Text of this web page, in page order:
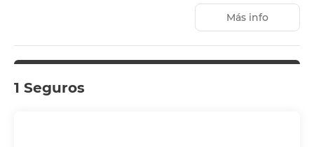
plana y baño privado con bidet y artículos de aseo
gratuitos. También se ofrece tostadora, además de
desayuno italiano. Shurhuq Ospitalità Siciliana ofrece
servicio de alquiler de coches. Reserva Natural de
arqueológico de Neápolis está a 27 km. El aeropuerto
Más info
1 Seguros